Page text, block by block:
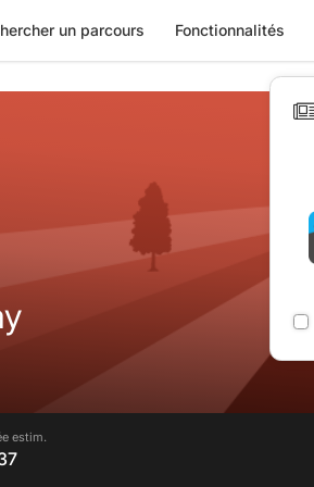
un parcours Fonctionnalités
estim.